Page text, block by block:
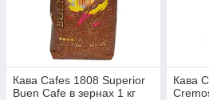
Кава Cafes 1808 Superior
Buen Cafe в зернах 1 кг
Кава